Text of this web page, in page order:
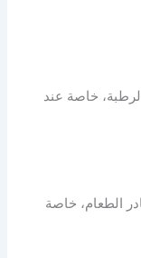
خاصة عند
الطعام، خاصة